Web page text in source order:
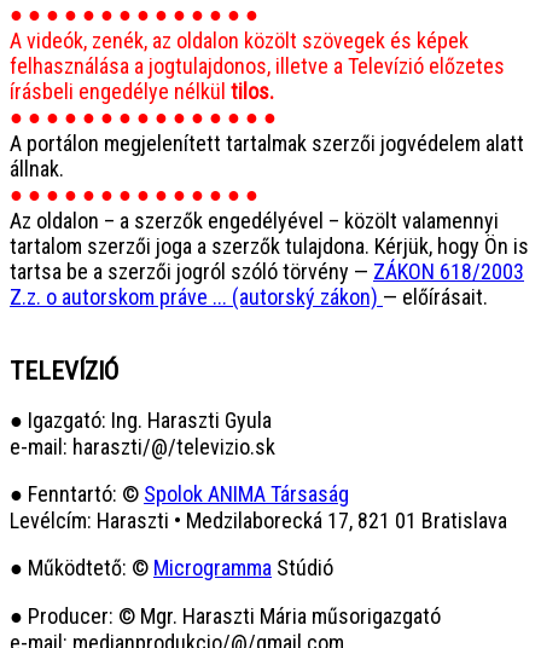
● ● ● ● ● ● ● ● ● ● ● ● ● ●
A videók, zenék, az oldalon közölt szövegek és képek
felhasználása a jogtulajdonos, illetve a Televízió előzetes
írásbeli engedélye nélkül tilos.
● ● ● ● ● ● ● ● ● ● ● ● ● ● ●
A portálon megjelenített tartalmak szerzői jogvédelem alatt
állnak.
● ● ● ● ● ● ● ● ● ● ● ● ● ●
Az oldalon – a szerzők engedélyével – közölt valamennyi
tartalom szerzői joga a szerzők tulajdona. Kérjük, hogy Ön is
tartsa be a szerzői jogról szóló törvény — ZÁKON 618/2003
Z.z. o autorskom práve ... (autorský zákon) — előírásait.
TELEVÍZIÓ
● Igazgató: Ing. Haraszti Gyula
e-mail: haraszti/@/televizio.sk
● Fenntartó: © Spolok ANIMA Társaság
Levélcím: Haraszti • Medzilaborecká 17, 821 01 Bratislava
● Működtető: © Microgramma Stúdió
● Producer: © Mgr. Haraszti Mária műsorigazgató